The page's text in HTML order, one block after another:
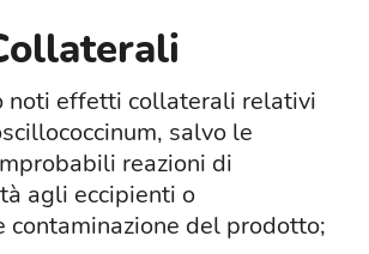
noti effetti collaterali relativi
salvo le
reazioni di
agli eccipienti o
contaminazione del prodotto;